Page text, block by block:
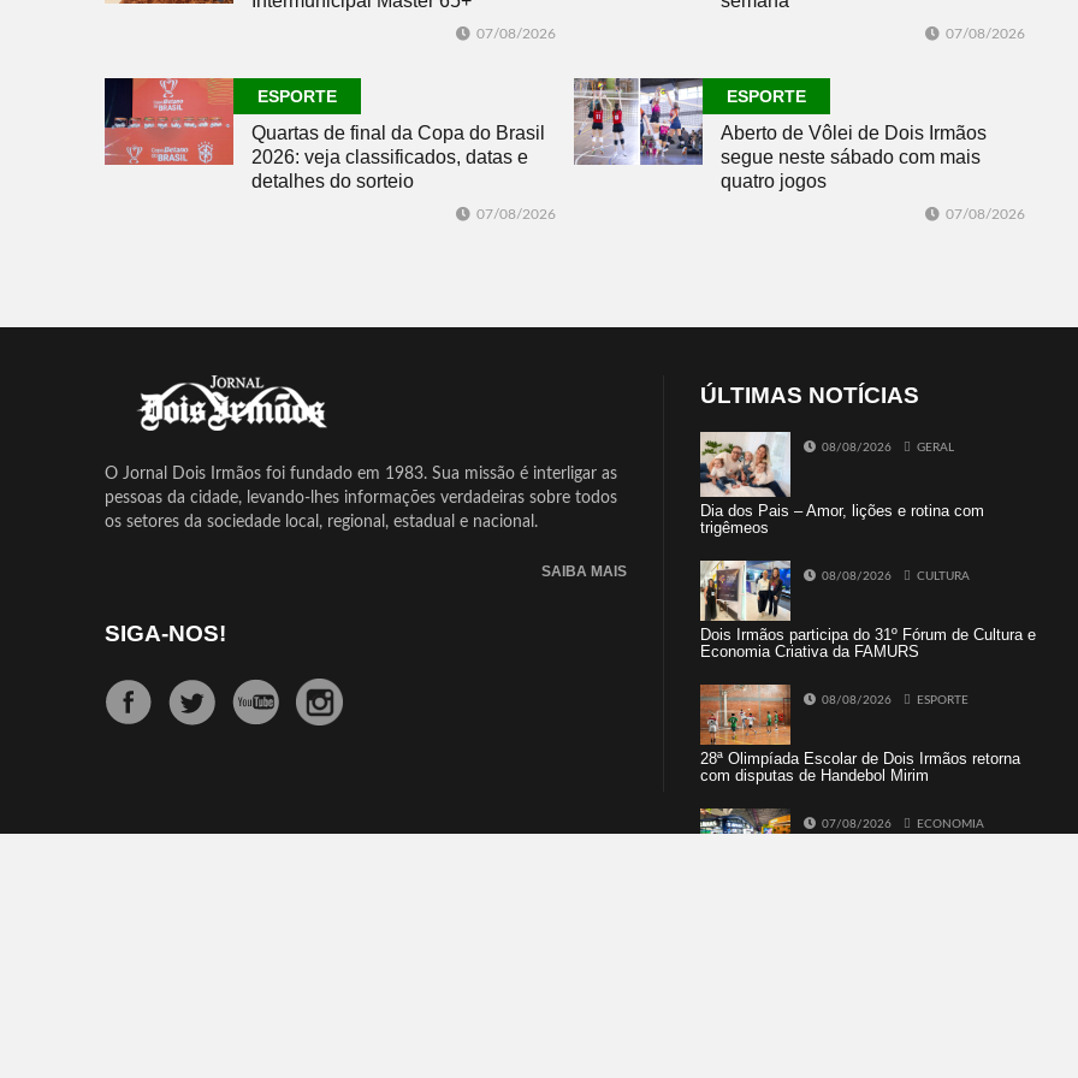
07/08/2026 07/08/2026
ESPORTE
Quartas de final da Copa do Brasil
2026: veja classificados, datas e
detalhes do sorteio
07/08/2026
ESPORTE
Aberto de Vôlei de Dois Irmãos
segue neste sábado com mais
quatro jogos
07/08/2026
O Jornal Dois Irmãos foi fundado em 1983. Sua missão é interligar as
pessoas da cidade, levando-lhes informações verdadeiras sobre todos
os setores da sociedade local, regional, estadual e nacional.
SAIBA MAIS
SIGA-NOS!
ÚLTIMAS NOTÍCIAS
08/08/2026 GERAL
Dia dos Pais – Amor, lições e rotina com
trigêmeos
08/08/2026 CULTURA
Dois Irmãos participa do 31º Fórum de Cultura e
Economia Criativa da FAMURS
08/08/2026 ESPORTE
28ª Olimpíada Escolar de Dois Irmãos retorna
com disputas de Handebol Mirim
07/08/2026 ECONOMIA